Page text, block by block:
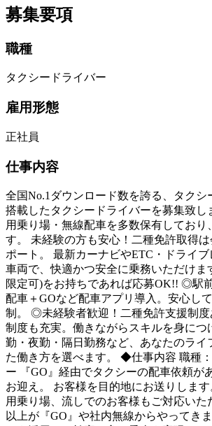
募集要項
職種
タクシードライバー
雇用形態
正社員
仕事内容
全国No.1ダウンロード数を誇る、タクシ
搭載したタクシードライバーを募集致し
用乗り場・無線配車を多数保有しており
す。 未経験の方も安心！二種免許取得
ポート。 最新カーナビやETC・ドライ
車両で、快適かつ安全に乗務いただけ
限定可)をお持ちであれば応募OK!! ◎駅
配車＋GOなど配車アプリ導入。安心し
制。 ◎未経験者歓迎！二種免許支援制
制度も充実。働きながらスキルを身に
勤・夜勤・隔日勤務など、あなたのライ
た働き方を選べます。 ◆仕事内容 職種
ー 『GO』経由でタクシーの配車依頼が
お迎え。 お客様を目的地にお送りしま
用乗り場、流しでのお客様もご対応い
以上が『GO』や社内無線からやってき